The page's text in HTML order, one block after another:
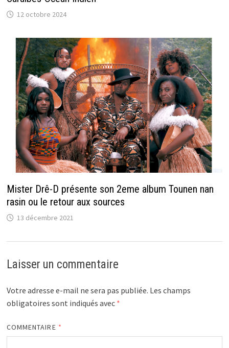
12 octobre 2024
Mister Drê-D présente son 2eme album Tounen nan
rasin ou le retour aux sources
13 décembre 2021
Laisser un commentaire
Votre adresse e-mail ne sera pas publiée. Les champs
obligatoires sont indiqués avec *
COMMENTAIRE *